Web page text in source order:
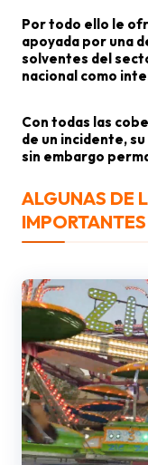
Por todo ello le
apoyada por una
solventes del
nacional como
Con todas las
de un incidente,
sin embargo
ALGUNAS DE
IMPORTANTES